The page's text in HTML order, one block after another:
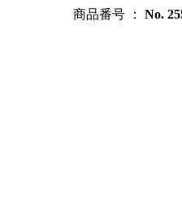
商品番号 ： No.